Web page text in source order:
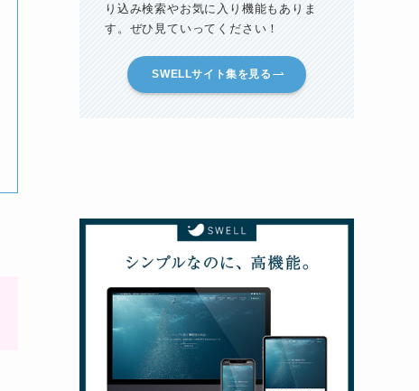
り込み検索やお気に入り機能もありま
す。ぜひ見ていってください！
SWELLサイト集を見る